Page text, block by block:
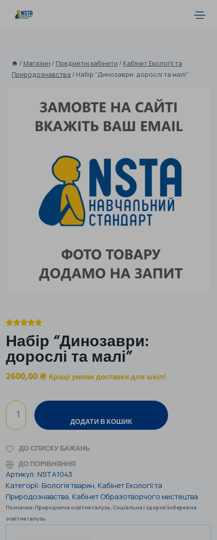
/ Магазин / Предметні кабінети / Кабінет Екології та
Природознавства / Набір “Динозаври: дорослі та малі”

Набір “Динозаври:
дорослі та малі”
2600,00₴ Кращі умови доставки для шкіл!
ДОДАТИ В КОШИК
ДО СПИСКУ БАЖАНЬ
ДО ПОРІВНЯННЯ
Артикул: NSTA1043
Категорії: Біологія тварин, Кабінет Екології та
Природознавства, Кабінет Образотворчого мистецтва
Позначки: Природнича освітня галузь Соціальна і здоров'язбережна
освітня галузь